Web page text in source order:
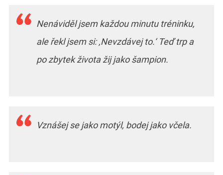
Nenáviděl jsem každou minutu tréninku,
ale řekl jsem si: ‚Nevzdávej to.‘ Teď trp a
po zbytek života žij jako šampion.
Vznášej se jako motýl, bodej jako včela.